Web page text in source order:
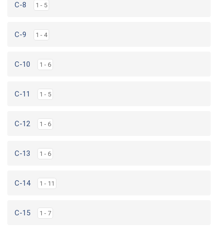
C-8 1 - 5
C-9 1 - 4
C-10 1 - 6
C-11 1 - 5
C-12 1 - 6
C-13 1 - 6
C-14 1 - 11
C-15 1 - 7